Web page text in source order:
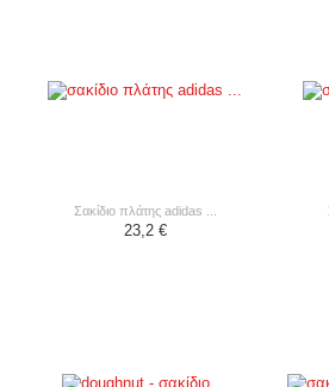
σακίδιο πλάτης adidas ...
23,2 €